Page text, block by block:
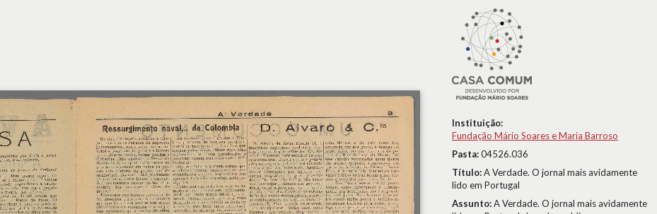
Instituição:
Fundação Mário Soares e Maria Barroso
Pasta:04526.036
Título:A Verdade. O jornal mais avidamente
lido em Portugal
Assunto:A Verdade. O jornal mais avidamente